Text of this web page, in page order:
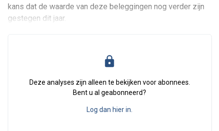
kans dat de waarde van deze beleggingen nog verder zijn
gestegen dit jaar.
Deze analyses zijn alleen te bekijken voor abonnees.
Bent u al geabonneerd?
Log dan hier in.